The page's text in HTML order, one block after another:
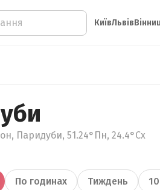
КиївЛьвів
Паридуби, 51.24°Пн, 24.4°Сх
По годинах Тиждень